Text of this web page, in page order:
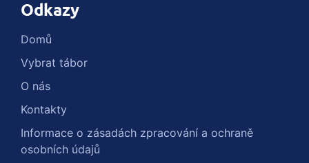
Odkazy
Domů
Vybrat tábor
O nás
Kontakty
Informace o zásadách zpracování a ochraně
osobních údajů